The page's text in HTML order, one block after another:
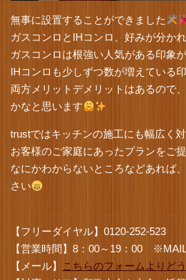
無事に設置することができました
ガスコンロとIHコンロ、好みが分か
ガスコンロは根強い人気がある印象
IHコンロも少しずつ数が増えている
両方メリットデメリットはあるので
かなと思います
trustではキッチンの施工にも幅広く
お客様のご家庭にあったプランをご
なにかわからないところなどあれば
さい
【フリーダイヤル】0120-252-523
【営業時間】8：00～19：00
【メール】
こちらのフォームよりど